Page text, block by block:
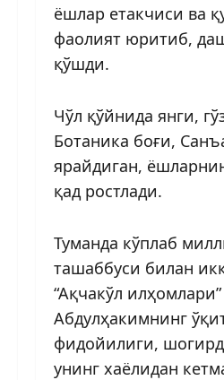
ёшлар етакчиси ва
фаолият юритиб,
қўшди.
Чўл қўйнида янги,
Ботаника боғи,
ярайдиган,
қад ростлади.
Туманда кўплаб
ташаббуси билан
“Ақчакўл
Абдулҳакимнинг
фидойилиги,
унинг хаёлидан